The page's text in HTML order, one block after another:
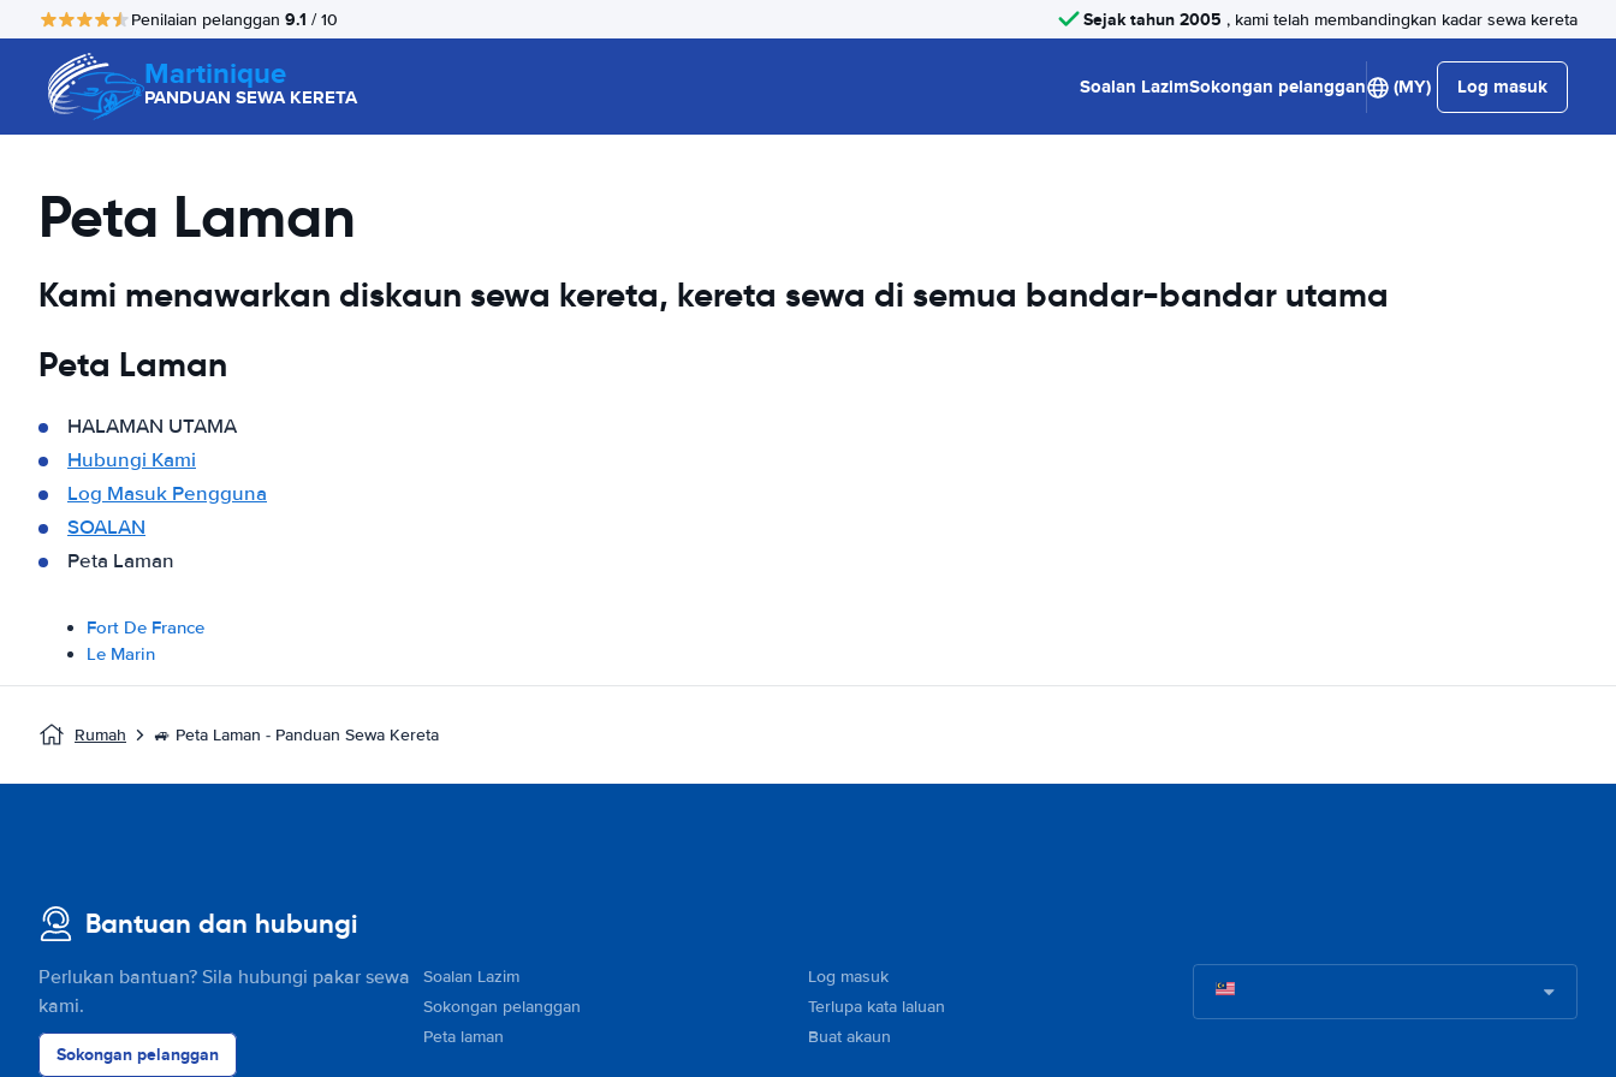
Penilaian pelanggan 9.1 / 10 Sejak tahun 2005 , kami telah membandingkan kadar sewa kereta
Martinique
PANDUAN SEWA KERETA Soalan LazimSokongan pelanggan (MY) Log masuk
Peta Laman
Kami menawarkan diskaun sewa kereta, kereta sewa di semua bandar-bandar utama
Peta Laman
HALAMAN UTAMA
Hubungi Kami
Log Masuk Pengguna
SOALAN
Peta Laman
Fort De France
Le Marin
Rumah 🚙 Peta Laman - Panduan Sewa Kereta
Bantuan dan hubungi
Perlukan bantuan? Sila hubungi pakar sewa
kami.
Sokongan pelanggan
Soalan Lazim
Sokongan pelanggan
Peta laman
Log masuk
Terlupa kata laluan
Buat akaun